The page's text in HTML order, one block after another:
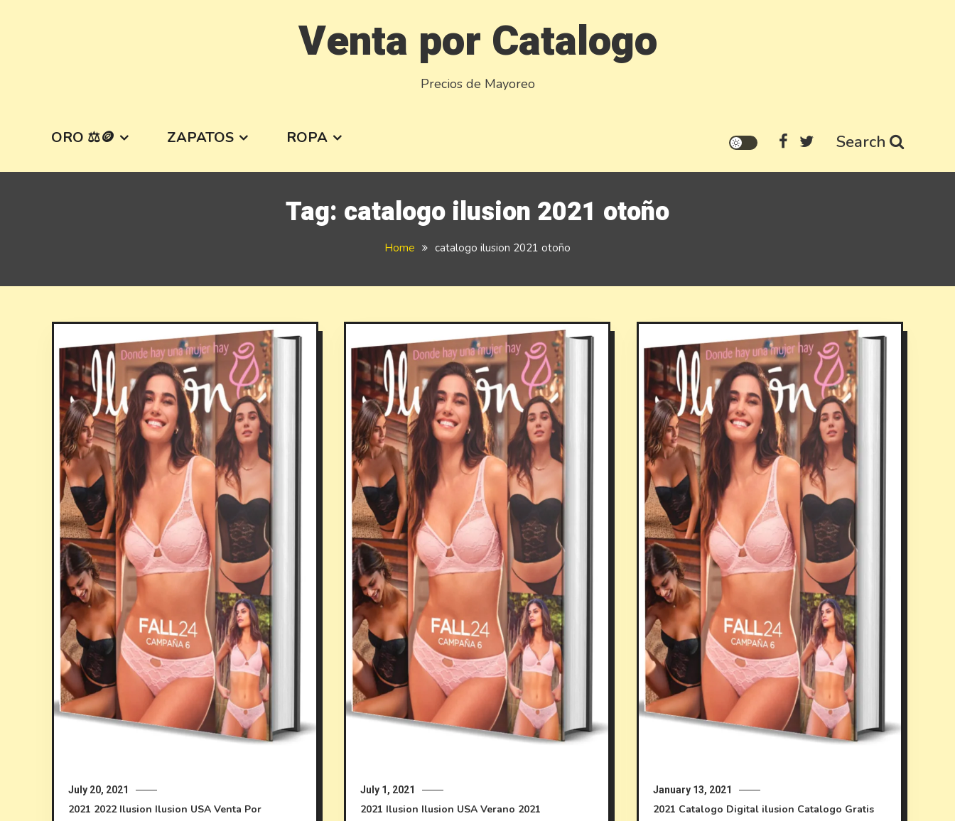
Venta por Catalogo
Precios de Mayoreo
ORO ⚖️🪙 ZAPATOS ROPA Search
Tag: catalogo ilusion 2021 otoño
Home catalogo ilusion 2021 otoño
July 20, 2021
2021 2022 Ilusion Ilusion USA Venta Por
July 1, 2021
2021 Ilusion Ilusion USA Verano 2021
January 13, 2021
2021 Catalogo Digital ilusion Catalogo Gratis